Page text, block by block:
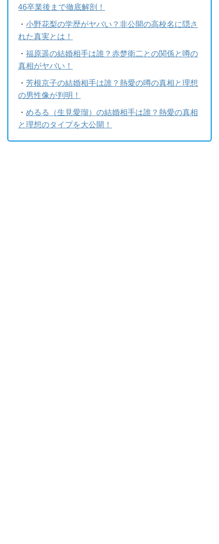
46卒業後まで徹底解剖！
・ 小野花梨の学歴がヤバい？非公開の高校名に隠さ
れた真実とは！
・ 福原遥の結婚相手は誰？赤楚衛二との関係と噂の
真相がヤバい！
・ 芳根京子の結婚相手は誰？熱愛の噂の真相と理想
の男性像が判明！
・ めるる（生見愛瑠）の結婚相手は誰？熱愛の真相
と理想のタイプを大公開！